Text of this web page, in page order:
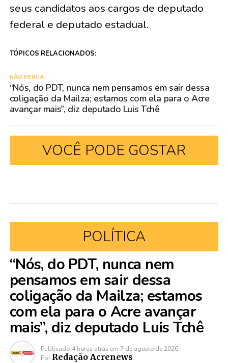
seus candidatos aos cargos de deputado
federal e deputado estadual.
TÓPICOS RELACIONADOS:
NÃO PERCA
“Nós, do PDT, nunca nem pensamos em sair dessa
coligação da Mailza; estamos com ela para o Acre
avançar mais”, diz deputado Luis Tchê
VOCÊ PODE GOSTAR
POLÍTICA
“Nós, do PDT, nunca nem
pensamos em sair dessa
coligação da Mailza; estamos
com ela para o Acre avançar
mais”, diz deputado Luis Tchê
Publicado 4 horas atrás em 7 de agosto de 2026
Por Redação Acrenews